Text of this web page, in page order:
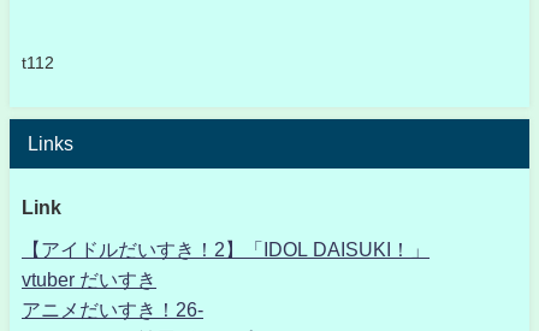
t112
Links
Link
【アイドルだいすき！2】「IDOL DAISUKI！」
vtuber だいすき
アニメだいすき！26-